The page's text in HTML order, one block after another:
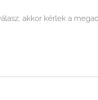
akkor kérlek a